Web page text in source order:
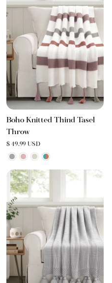
Boho Knitted Thind Tasel
Throw
$ 49.99 USD